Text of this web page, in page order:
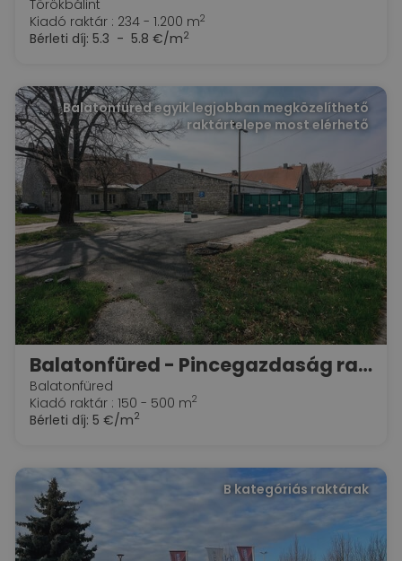
Törökbálint
Kiadó raktár : 234 - 1.200 m2
Bérleti díj: 5.3 - 5.8 €/m2
Balatonfüred egyik legjobban megközelíthető
raktártelepe most elérhető
Balatonfüred - Pincegazdaság raktárai
Balatonfüred
Kiadó raktár : 150 - 500 m2
Bérleti díj: 5 €/m2
B kategóriás raktárak